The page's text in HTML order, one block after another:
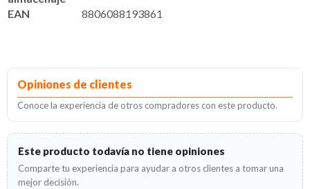
EAN
8806088193861
Opiniones de clientes
Conoce la experiencia de otros compradores con este producto.
Este producto todavía no tiene opiniones
Comparte tu experiencia para ayudar a otros clientes a tomar una
mejor decisión.